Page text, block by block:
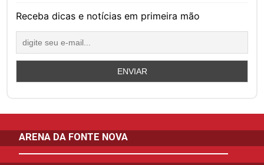
Receba dicas e notícias em primeira mão
ARENA DA FONTE NOVA